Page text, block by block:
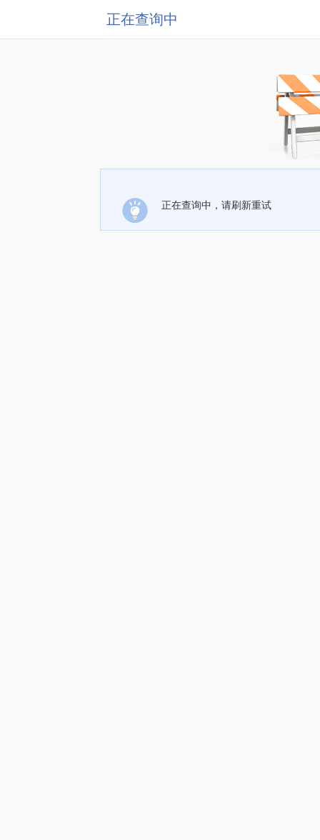
正在查询中
正在查询中，请刷新重试